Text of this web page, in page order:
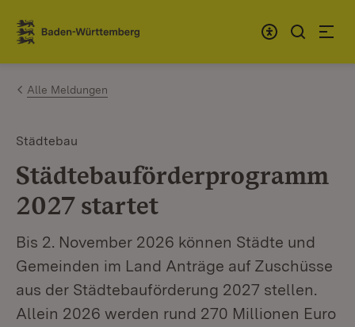
Zum Inhalt springen
Link zur Startseite
Alle Meldungen
Städtebau
Städtebauförderprogramm
2027 startet
Bis 2. November 2026 können Städte und
Gemeinden im Land Anträge auf Zuschüsse
aus der Städtebauförderung 2027 stellen.
Allein 2026 werden rund 270 Millionen Euro